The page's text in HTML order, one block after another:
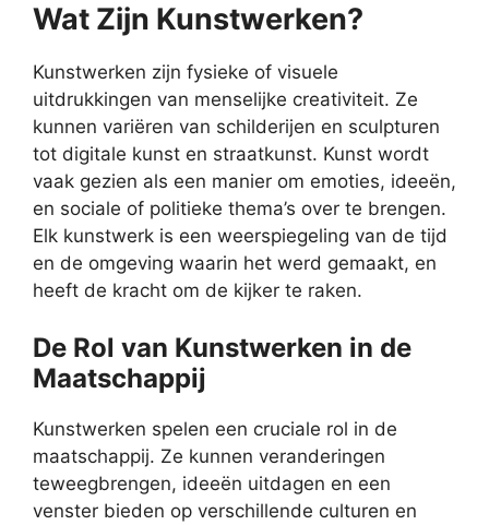
Wat Zijn Kunstwerken?
Kunstwerken zijn fysieke of visuele
uitdrukkingen van menselijke creativiteit. Ze
kunnen variëren van schilderijen en sculpturen
tot digitale kunst en straatkunst. Kunst wordt
vaak gezien als een manier om emoties, ideeën,
en sociale of politieke thema’s over te brengen.
Elk kunstwerk is een weerspiegeling van de tijd
en de omgeving waarin het werd gemaakt, en
heeft de kracht om de kijker te raken.
De Rol van Kunstwerken in de
Maatschappij
Kunstwerken spelen een cruciale rol in de
maatschappij. Ze kunnen veranderingen
teweegbrengen, ideeën uitdagen en een
venster bieden op verschillende culturen en